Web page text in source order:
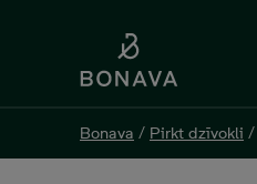
Bonava / Pirkt dzīvokli /
Bonava / Pirkt dzīvokli /